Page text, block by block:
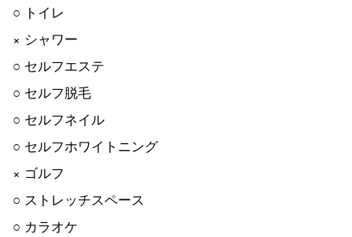
○ トイレ
× シャワー
○ セルフエステ
○ セルフ脱毛
○ セルフネイル
○ セルフホワイトニング
× ゴルフ
○ ストレッチスペース
○ カラオケ